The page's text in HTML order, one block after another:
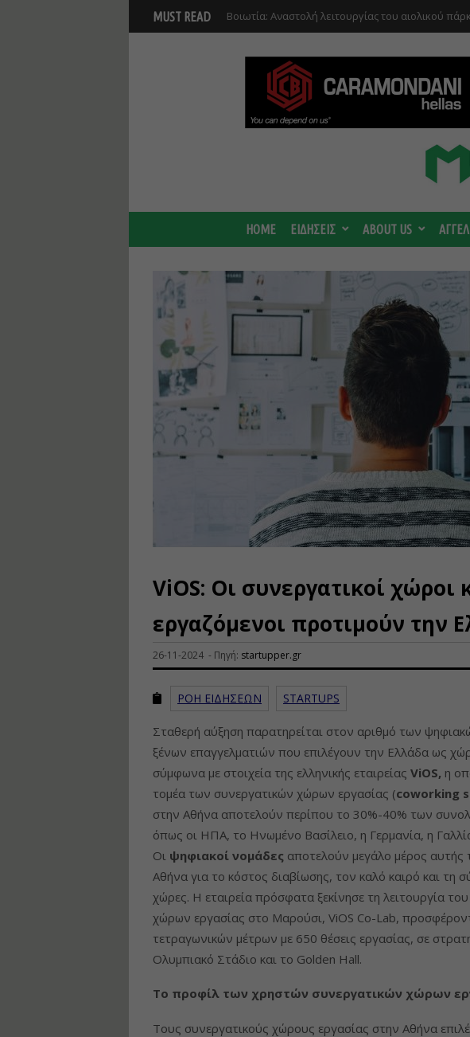
MUST READ Βοιωτία: Αναστολή λειτουργίας του αιολικού
HOME ΕΙΔΗΣΕΙΣ ABOUT US
ViOS: Οι συνεργατικοί χώροι
εργαζόμενοι προτιμούν την
26-11-2024 - Πηγή: startupper.gr
ΡΟΗ ΕΙΔΗΣΕΩΝ STARTUPS
Σταθερή αύξηση παρατηρείται στον αριθμό των
ξένων επαγγελματιών που επιλέγουν την Ελλάδα ως
σύμφωνα με στοιχεία της ελληνικής εταιρείας ViOS, η
τομέα των συνεργατικών χώρων εργασίας (coworking
στην Αθήνα αποτελούν περίπου το 30%-40% των
όπως οι ΗΠΑ, το Ηνωμένο Βασίλειο, η Γερμανία, η
Οι ψηφιακοί νομάδες αποτελούν μεγάλο μέρος αυτής
Αθήνα για το κόστος διαβίωσης, τον καλό καιρό και τη
χώρες. Η εταιρεία πρόσφατα ξεκίνησε τη λειτουργία
χώρων εργασίας στο Μαρούσι, ViOS Co-Lab,
τετραγωνικών μέτρων με 650 θέσεις εργασίας, σε
Ολυμπιακό Στάδιο και το Golden Hall.
Το προφίλ των χρηστών συνεργατικών χώρων
Τους συνεργατικούς χώρους εργασίας στην Αθήνα